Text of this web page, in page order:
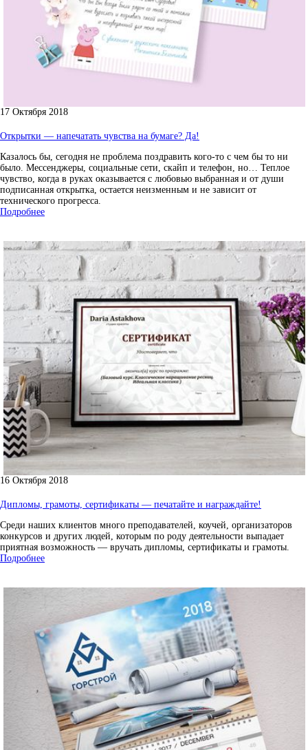
17 Октября 2018
Открытки — напечатать чувства на бумаге? Да!
Казалось бы, сегодня не проблема поздравить кого-то с чем бы то ни
было. Мессенджеры, социальные сети, скайп и телефон, но… Теплое
чувство, когда в руках оказывается с любовью выбранная и от души
подписанная открытка, остается неизменным и не зависит от
технического прогресса.
Подробнее
16 Октября 2018
Дипломы, грамоты, сертификаты — печатайте и награждайте!
Среди наших клиентов много преподавателей, коучей, организаторов
конкурсов и других людей, которым по роду деятельности выпадает
приятная возможность — вручать дипломы, сертификаты и грамоты.
Подробнее